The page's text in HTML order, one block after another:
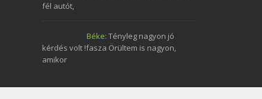
fél autót,
Béke: Tényleg nagyon jó
kérdés volt !fasza Örültem is nagyon,
amikor